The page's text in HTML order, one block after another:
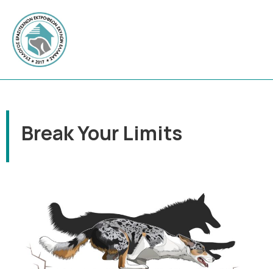
Break Your Limits